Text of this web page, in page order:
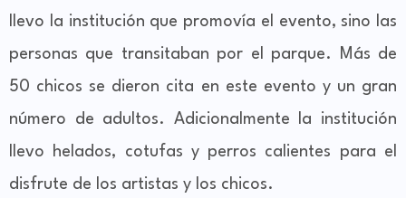
llevo la institución que promovía el evento, sino las
personas que transitaban por el parque. Más de
50 chicos se dieron cita en este evento y un gran
número de adultos. Adicionalmente la institución
llevo helados, cotufas y perros calientes para el
disfrute de los artistas y los chicos.